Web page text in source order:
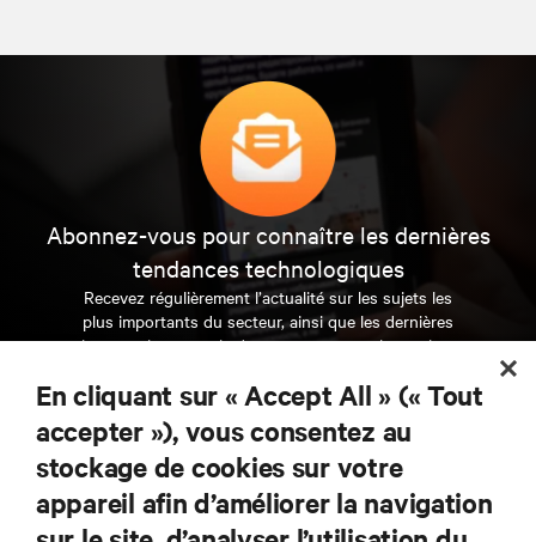
Abonnez-vous pour connaître les dernières
tendances technologiques
Recevez régulièrement l’actualité sur les sujets les
plus importants du secteur, ainsi que les dernières
interventions et avis de nos experts sur la gestion,
et des infrastructures informatiques critiques.
S’INSCRIRE MAINTENANT
RESSOURCES
En cliquant sur « Accept All » (« Tout
accepter »), vous consentez au
stockage de cookies sur votre
appareil afin d’améliorer la navigation